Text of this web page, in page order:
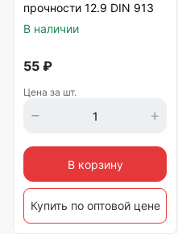
прочности 12.9 DIN 913
тупой конец, черный
В наличии
55 ₽
Цена за шт.
В корзину
Купить по оптовой цене